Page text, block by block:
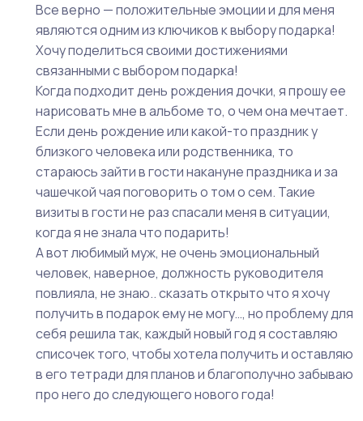
Все верно — положительные эмоции и для меня
являются одним из ключиков к выбору подарка!
Хочу поделиться своими достижениями
связанными с выбором подарка!
Когда подходит день рождения дочки, я прошу ее
нарисовать мне в альбоме то, о чем она мечтает.
Если день рождение или какой-то праздник у
близкого человека или родственника, то
стараюсь зайти в гости накануне праздника и за
чашечкой чая поговорить о том о сем. Такие
визиты в гости не раз спасали меня в ситуации,
когда я не знала что подарить!
А вот любимый муж, не очень эмоциональный
человек, наверное, должность руководителя
повлияла, не знаю.. сказать открыто что я хочу
получить в подарок ему не могу…, но проблему для
себя решила так, каждый новый год я составляю
списочек того, чтобы хотела получить и оставляю
в его тетради для планов и благополучно забываю
про него до следующего нового года!